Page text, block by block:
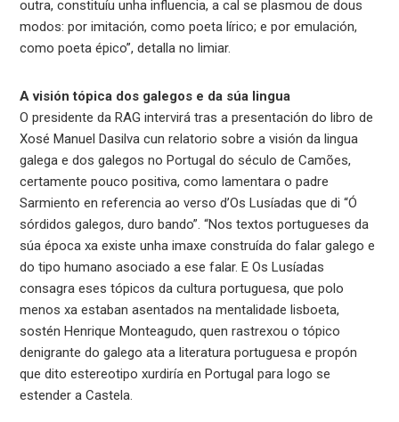
outra, constituíu unha influencia, a cal se plasmou de dous
modos: por imitación, como poeta lírico; e por emulación,
como poeta épico”, detalla no limiar.
A visión tópica dos galegos e da súa lingua
O presidente da RAG intervirá tras a presentación do libro de
Xosé Manuel Dasilva cun relatorio sobre a visión da lingua
galega e dos galegos no Portugal do século de Camões,
certamente pouco positiva, como lamentara o padre
Sarmiento en referencia ao verso d’Os Lusíadas que di “Ó
sórdidos galegos, duro bando”. “Nos textos portugueses da
súa época xa existe unha imaxe construída do falar galego e
do tipo humano asociado a ese falar. E Os Lusíadas
consagra eses tópicos da cultura portuguesa, que polo
menos xa estaban asentados na mentalidade lisboeta,
sostén Henrique Monteagudo, quen rastrexou o tópico
denigrante do galego ata a literatura portuguesa e propón
que dito estereotipo xurdiría en Portugal para logo se
estender a Castela.